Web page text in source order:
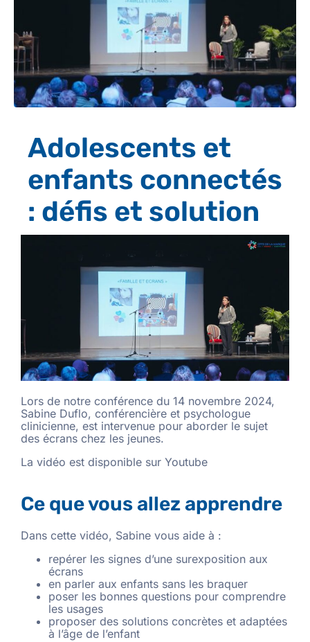
Adolescents et
enfants connectés
: défis et solution
Lors de notre conférence du 14 novembre 2024,
Sabine Duflo, conférencière et psychologue
clinicienne, est intervenue pour aborder le sujet
des écrans chez les jeunes.
La vidéo est disponible sur Youtube
Ce que vous allez apprendre
Dans cette vidéo, Sabine vous aide à :
repérer les signes d’une surexposition aux
écrans
en parler aux enfants sans les braquer
poser les bonnes questions pour comprendre
les usages
proposer des solutions concrètes et adaptées
à l’âge de l’enfant